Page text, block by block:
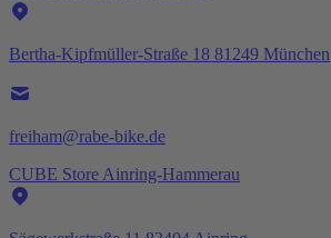
Bertha-Kipfmüller-Straße 18 81249 München
freiham@rabe-bike.de
CUBE Store Ainring-Hammerau